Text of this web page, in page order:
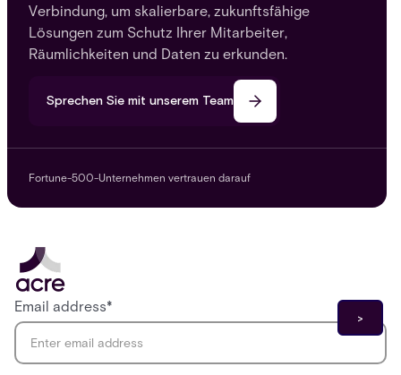
Verbindung, um skalierbare, zukunftsfähige
Lösungen zum Schutz Ihrer Mitarbeiter,
Räumlichkeiten und Daten zu erkunden.
Sprechen Sie mit unserem Team
Fortune-500-Unternehmen vertrauen darauf
Email address*